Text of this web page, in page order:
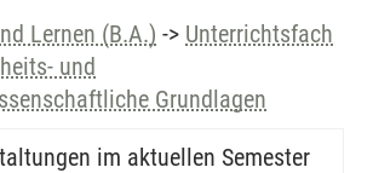
Lernen (B.A.) -> Unterrichtsfach
und
Grundlagen
im aktuellen Semester